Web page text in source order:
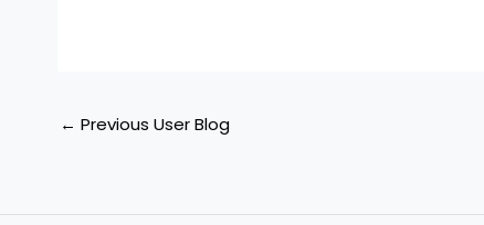
← Previous User Blog